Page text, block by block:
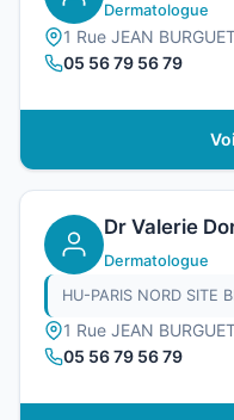
Dermatologue
1 Rue JEAN
05 56 79 56 79
Dr Valerie
Dermatologue
HU-PARIS NORD SITE
1 Rue JEAN
05 56 79 56 79